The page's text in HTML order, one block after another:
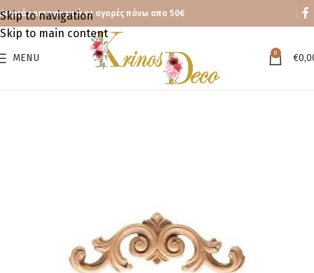
Skip to navigation
Skip to main content
Δωρεάν μεταφορικά με αγορές πάνω απο 50€
MENU 0 €